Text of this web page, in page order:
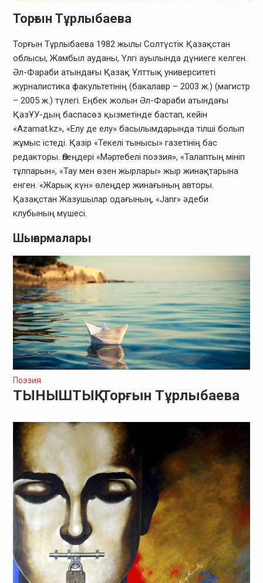
Торғын Тұрлыбаева
Торғын Тұрлыбаева 1982 жылы Солтүстік Қазақстан
облысы, Жамбыл ауданы, Үлгі ауылында дүниеге келген.
Әл-Фараби атындағы Қазақ Ұлттық университеті
журналистика факультетінің (бакалавр – 2003 ж.) (магистр
– 2005 ж.) түлегі. Еңбек жолын Әл-Фараби атындағы
ҚазҰУ-дың баспасөз қызметінде бастап, кейін
«Azamat.kz», «Елу де елу» басылымдарында тілші болып
жұмыс істеді. Қазір «Текелі тынысы» газетінің бас
редакторы. Өлеңдері «Мәртебелі поэзия», «Талаптың мініп
тұлпарын», «Тау мен өзен жырлары» жыр жинақтарына
енген. «Жарық күн» өлеңдер жинағының авторы.
Қазақстан Жазушылар одағының, «Janr» әдеби
клубының мүшесі.
Шығармалары
Поэзия
ТЫНЫШТЫҚ. Торғын Тұрлыбаева